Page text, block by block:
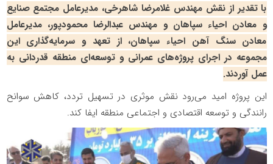
با تقدیر از نقش مهندس غلامرضا شاهرخی، مدیرعامل مجتمع صنایع
و معادن احیاء سپاهان و مهندس عبدالرضا محمودپور، مدیرعامل
معادن سنگ آهن احیاء سپاهان، از تعهد و سرمایه‌گذاری این
مجموعه در اجرای پروژه‌های عمرانی و توسعه‌ای منطقه قدردانی به
عمل آوردند.
این پروژه امید می‌رود نقش موثری در تسهیل تردد، کاهش سوانح
رانندگی و توسعه اقتصادی و اجتماعی منطقه ایفا کند.